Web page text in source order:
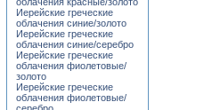
Иерейские греческие
облачения синие/золото
Иерейские греческие
облачения синие/серебро
Иерейские греческие
облачения фиолетовые/
золото
Иерейские греческие
облачения фиолетовые/